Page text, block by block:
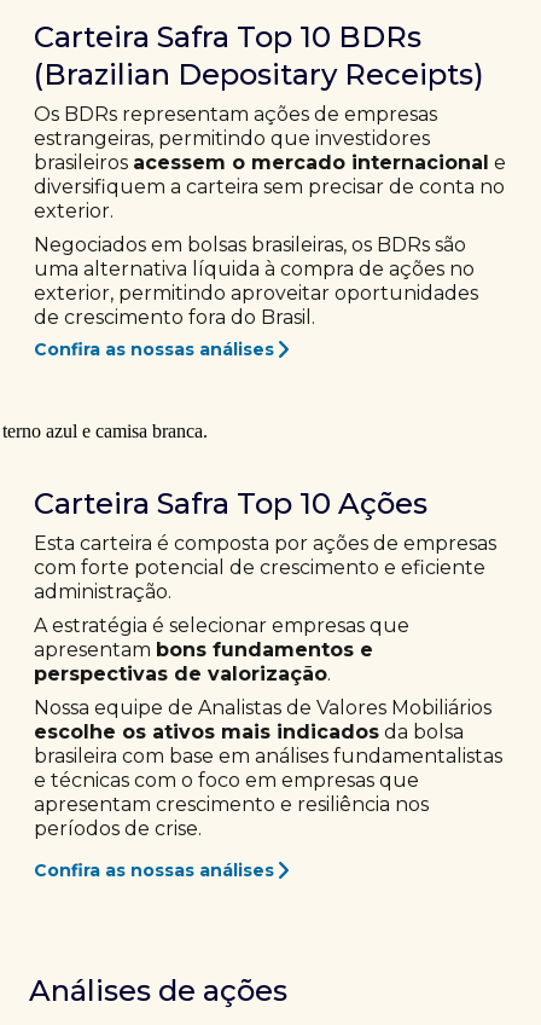
Carteira Safra Top 10 BDRs
(Brazilian Depositary Receipts)
Os BDRs representam ações de empresas
estrangeiras, permitindo que investidores
brasileiros acessem o mercado internacional e
diversifiquem a carteira sem precisar de conta no
exterior.
Negociados em bolsas brasileiras, os BDRs são
uma alternativa líquida à compra de ações no
exterior, permitindo aproveitar oportunidades
de crescimento fora do Brasil.
Confira as nossas análises
Carteira Safra Top 10 Ações
Esta carteira é composta por ações de empresas
com forte potencial de crescimento e eficiente
administração.
A estratégia é selecionar empresas que
apresentam bons fundamentos e
perspectivas de valorização.
Nossa equipe de Analistas de Valores Mobiliários
escolhe os ativos mais indicados da bolsa
brasileira com base em análises fundamentalistas
e técnicas com o foco em empresas que
apresentam crescimento e resiliência nos
períodos de crise.
Confira as nossas análises
Análises de ações